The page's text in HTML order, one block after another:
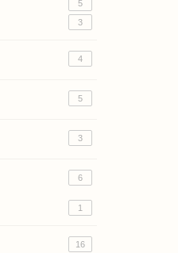
5
3
4
5
3
6
1
16